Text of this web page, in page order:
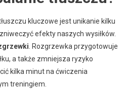
kluczowe jest unikanie kilku
efekty naszych wysiłków.
. Rozgrzewka przygotowuje
a także zmniejsza ryzyko
kilka minut na ćwiczenia
treningiem.